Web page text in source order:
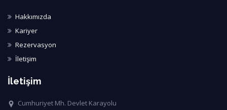
Hakkımızda
Kariyer
Rezervasyon
İletişim
İletişim
Cumhuriyet Mh. Devlet Karayolu